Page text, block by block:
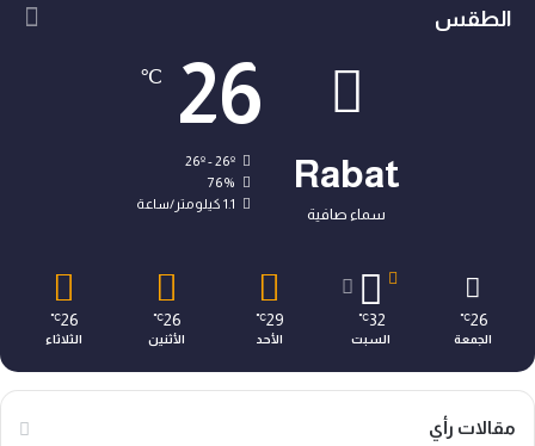
الطقس
Rabat
سماء صافية
26
℃
26º - 26º
76%
1.1 كيلومتر/ساعة
26
℃
الجمعة
32
℃
السبت
29
℃
الأحد
26
℃
الأثنين
26
℃
الثلاثاء
مقالات رأي